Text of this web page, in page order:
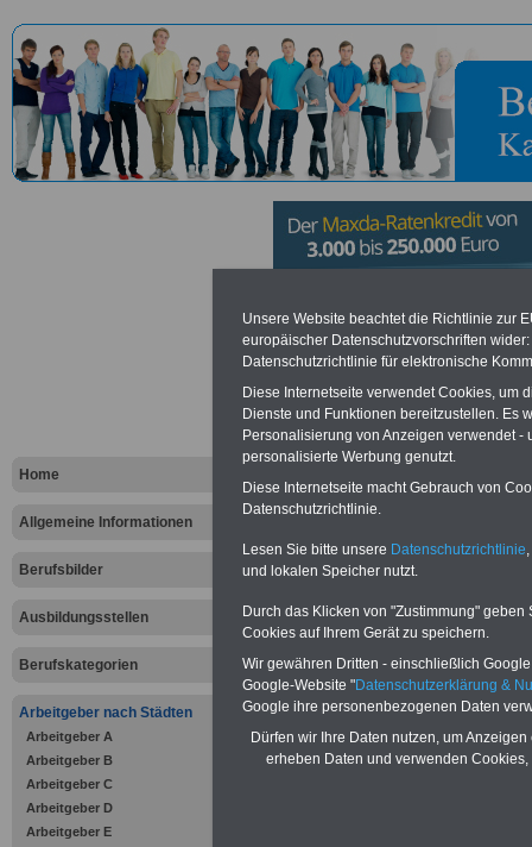
Home
Allgemeine Informationen
Berufsbilder
Ausbildungsstellen
Berufskategorien
Arbeitgeber nach Städten
Arbeitgeber A
Arbeitgeber B
Arbeitgeber C
Arbeitgeber D
Arbeitgeber E
Staatliches
Lehramt an
Mainz
Vergleichen und sparen:
Bausparen schon ab 16 Jahren
Krankenzusatzversicherung-
Online-Vergleich Gesetzliche
Krankenkassen-
Zahnzusatzversicherung
Vorteile der Privaten
Krankenversicherung
Unsere Website beachtet die Richtlinie zur
europäischer Datenschutzvorschriften
Datenschutzrichtlinie für elektronische
Diese Internetseite verwendet Cookies, um
Dienste und Funktionen bereitzustellen. Es
Personalisierung von Anzeigen verwendet
personalisierte Werbung genutzt.
Diese Internetseite macht Gebrauch von
Datenschutzrichtlinie.
Lesen Sie bitte unsere Datenschutzrichtlinie
und lokalen Speicher nutzt.
Durch das Klicken von "Zustimmung"
Cookies auf Ihrem Gerät zu speichern.
Wir gewähren Dritten - einschließlich
Google-Website "Datenschutzerklärung &
Google ihre personenbezogenen Daten
Dürfen wir Ihre Daten nutzen, um
erheben Daten und verwenden